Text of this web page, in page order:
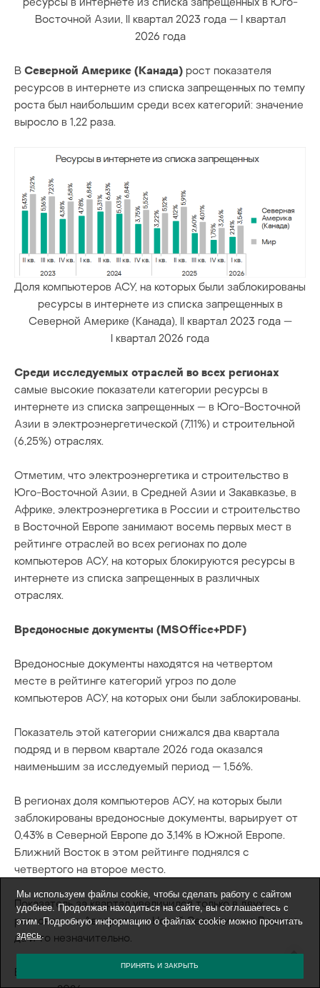
Восточной Азии, II квартал 2023 года — I квартал
2026 года
В Северной Америке (Канада) рост показателя
ресурсов в интернете из списка запрещенных по темпу
роста был наибольшим среди всех категорий: значение
выросло в 1,22 раза.
Доля компьютеров АСУ, на которых были заблокированы
ресурсы в интернете из списка запрещенных в
Северной Америке (Канада), II квартал 2023 года —
I квартал 2026 года
Среди исследуемых отраслей во всех регионах
самые высокие показатели категории ресурсы в
интернете из списка запрещенных — в Юго-Восточной
Азии в электроэнергетической (7,11%) и строительной
(6,25%) отраслях.
Отметим, что электроэнергетика и строительство в
Юго-Восточной Азии, в Средней Азии и Закавказье, в
Африке, электроэнергетика в России и строительство
в Восточной Европе занимают восемь первых мест в
рейтинге отраслей во всех регионах по доле
компьютеров АСУ, на которых блокируются ресурсы в
интернете из списка запрещенных в различных
отраслях.
Вредоносные документы (MSOffice+PDF)
Вредоносные документы находятся на четвертом
месте в рейтинге категорий угроз по доле
компьютеров АСУ, на которых они были заблокированы.
Показатель этой категории снижался два квартала
подряд и в первом квартале 2026 года оказался
наименьшим за исследуемый период — 1,56%.
В регионах доля компьютеров АСУ, на которых были
заблокированы вредоносные документы, варьирует от
0,43% в Северной Европе до 3,14% в Южной Европе.
Ближний Восток в этом рейтинге поднялся с
четвертого на второе место.
Показатель за квартал увеличился только в двух
регионах — в Австралии и Новой Зеландии и в России,
да и то незначительно.
В Австралии и Новой Зеландиизначение за первый
Мы используем файлы cookie, чтобы сделать работу с сайтом
удобнее. Продолжая находиться на сайте, вы соглашаетесь с
этим. Подробную информацию о файлах cookie можно прочитать
здесь.
ПРИНЯТЬ И ЗАКРЫТЬ